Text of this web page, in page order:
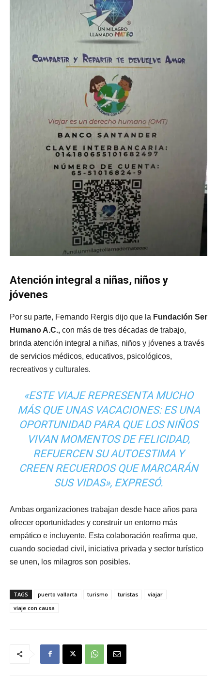
Atención integral a niñas, niños y
jóvenes
Por su parte, Fernando Rergis dijo que la Fundación Ser
Humano A.C., con más de tres décadas de trabajo,
brinda atención integral a niñas, niños y jóvenes a través
de servicios médicos, educativos, psicológicos,
recreativos y culturales.
«ESTE VIAJE REPRESENTA MUCHO
MÁS QUE UNAS VACACIONES: ES UNA
OPORTUNIDAD PARA QUE LOS NIÑOS
VIVAN MOMENTOS DE FELICIDAD,
REFUERCEN SU AUTOESTIMA Y
CREEN RECUERDOS QUE MARCARÁN
SUS VIDAS», EXPRESÓ.
Ambas organizaciones trabajan desde hace años para
ofrecer oportunidades y construir un entorno más
empático e incluyente. Esta colaboración reafirma que,
cuando sociedad civil, iniciativa privada y sector turístico
se unen, los milagros son posibles.
TAGS puerto vallarta turismo turistas
viajar
viaje con causa